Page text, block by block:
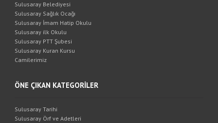
Sulusaray Belediyesi
Sulusaray Sağlık Ocağı
Sulusaray İmam Hatip Okulu
Sulusaray ilk Okulu
Sulusaray PTT Şubesi
Sulusaray Kuran Kursu
Camilerimiz
ÖNE ÇIKAN KATEGORİLER
Sulusaray Tarihi
Sulusaray Örf ve Adetleri